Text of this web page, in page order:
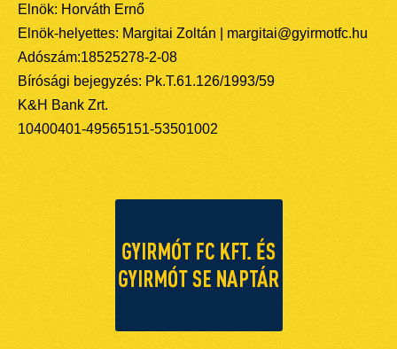
Elnök: Horváth Ernő
Elnök-helyettes: Margitai Zoltán | margitai@gyirmotfc.hu
Adószám:18525278-2-08
Bírósági bejegyzés: Pk.T.61.126/1993/59
K&H Bank Zrt.
10400401-49565151-53501002